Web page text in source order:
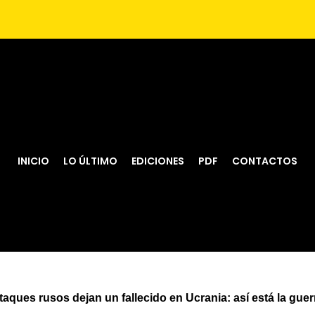
INICIO LO ÚLTIMO EDICIONES PDF CONTACTOS
rusos dejan un fallecido en Ucrania: así está la